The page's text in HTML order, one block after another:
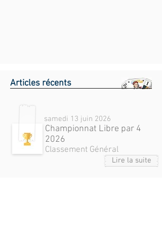
Articles récents
samedi 13 juin 2026
Championnat Libre par 4
2026
Classement Général
Lire la suite